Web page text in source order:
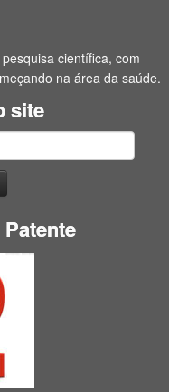
científica, com
na área da saúde.
site